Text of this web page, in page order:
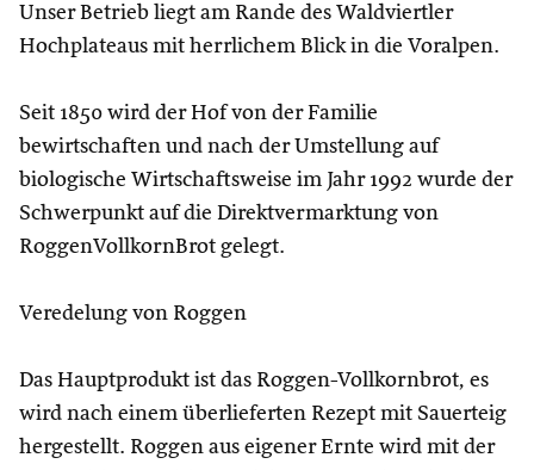
Unser Betrieb liegt am Rande des Waldviertler
Hochplateaus mit herrlichem Blick in die Voralpen.
Seit 1850 wird der Hof von der Familie
bewirtschaften und nach der Umstellung auf
biologische Wirtschaftsweise im Jahr 1992 wurde der
Schwerpunkt auf die Direktvermarktung von
RoggenVollkornBrot gelegt.
Veredelung von Roggen
Das Hauptprodukt ist das Roggen-Vollkornbrot, es
wird nach einem überlieferten Rezept mit Sauerteig
hergestellt. Roggen aus eigener Ernte wird mit der